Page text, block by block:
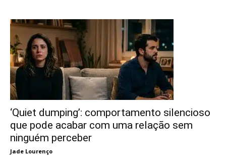
‘Quiet dumping’: comportamento silencioso
que pode acabar com uma relação sem
ninguém perceber
Jade Lourenço